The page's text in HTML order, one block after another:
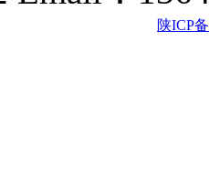
陕ICP